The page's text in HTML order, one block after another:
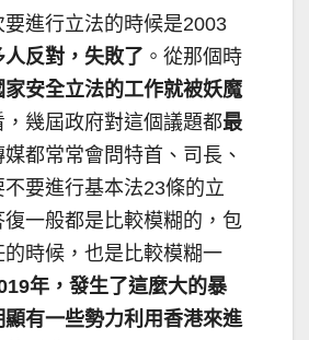
要進行立法的時候是2003
人反對，失敗了 。從那個時
家安全立法的工作就被妖魔
，幾屆政府對這個議題都最
都常常會問特首、司長、
要進行基本法23條的立
一般都是比較模糊的，包
時候，也是比較模糊一
年，發生了這麼大的暴
有一些勢力利用香港來進